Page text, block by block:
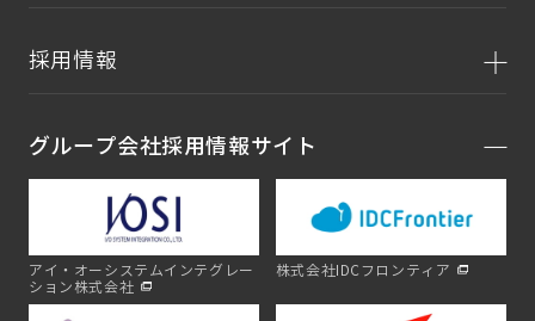
採用情報
グループ会社採用情報サイト
アイ・オーシステムインテグレー
ション株式会社
株式会社IDCフロンティア